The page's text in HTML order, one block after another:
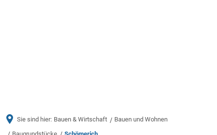
Sie sind hier: Bauen & Wirtschaft
Bauen und Wohnen
Baugrundstücke
Schömerich